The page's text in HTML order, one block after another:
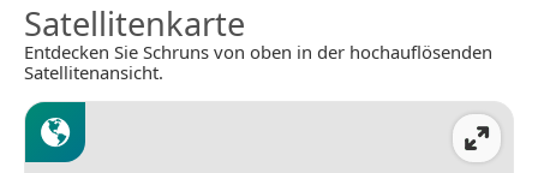
Satellitenkarte
Entdecken Sie Schruns von oben in der hochauflösenden
Satellitenansicht.